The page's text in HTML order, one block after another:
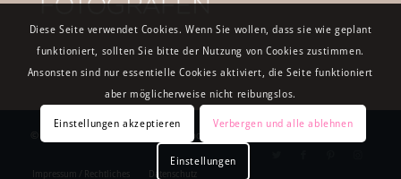
© Copyright 2026 - Bilder vom Leben – Hochzeitsfotografie aus Franken
Impressum / Rechtliches Datenschutz
Diese Seite verwendet Cookies. Wenn Sie wollen, dass sie wie geplant
funktioniert, sollten Sie bitte der Nutzung von Cookies zustimmen.
Ansonsten sind nur essentielle Cookies aktiviert, die Seite funktioniert
aber möglicherweise nicht reibungslos.
Einstellungen akzeptieren
Verbergen und alle ablehnen
Einstellungen